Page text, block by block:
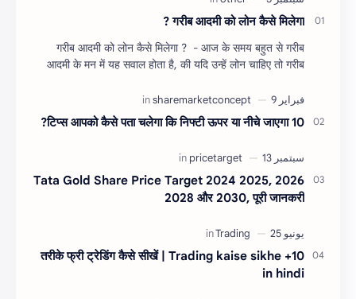
गरीब आदमी को लोन कैसे मिलेगा ?
गरीब आदमी को लोन कैसे मिलेगा ? - आज के समय बहुत से गरीब
आदमी के मन में यह सवाल होता है, की यदि उन्हें लोन चाहिए तो गरीब
10 टिप्स आपको कैसे पता चलेगा कि निफ्टी ऊपर या नीचे जाएगा?
Tata Gold Share Price Target 2024 2025, 2026
2028 और 2030, पूरी जानकरी
10+ तरीके फ्री ट्रेडिंग कैसे सीखें | Trading kaise sikhe
in hindi